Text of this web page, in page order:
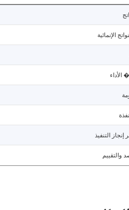
الإنمائية
إنجاز التنفيذ
والتقييم